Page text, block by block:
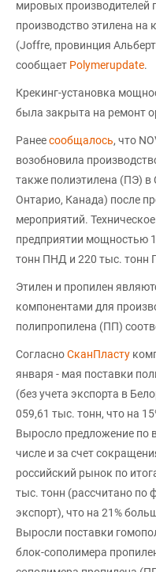
мировых производителей
производство этилена
(Joffre, провинция
сообщает Polymerupdate.
Крекинг-установка
была закрыта на ремонт
Ранеесообщалось, что
возобновила
также полиэтилена (ПЭ) в
Онтарио, Канада) после
мероприятий.
предприятии мощностью
тонн ПНД и 220 тыс. тонн
Этилен и пропилен
компонентами для
полипропилена (ПП)
СогласноСканПласту
января - мая поставки
(без учета экспорта в
059,61 тыс. тонн, что на
Выросло предложение по
числе и за счет
российский рынок по
тыс. тонн (рассчитано по
экспорт), что на 21%
Выросли поставки
блок-сополимера